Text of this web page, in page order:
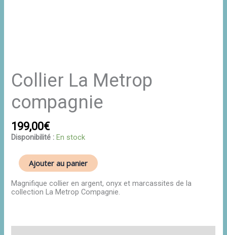
Collier La Metrop
compagnie
199,00€
Disponibilité : En stock
Ajouter au panier
Magnifique collier en argent, onyx et marcassites de la
collection La Metrop Compagnie.